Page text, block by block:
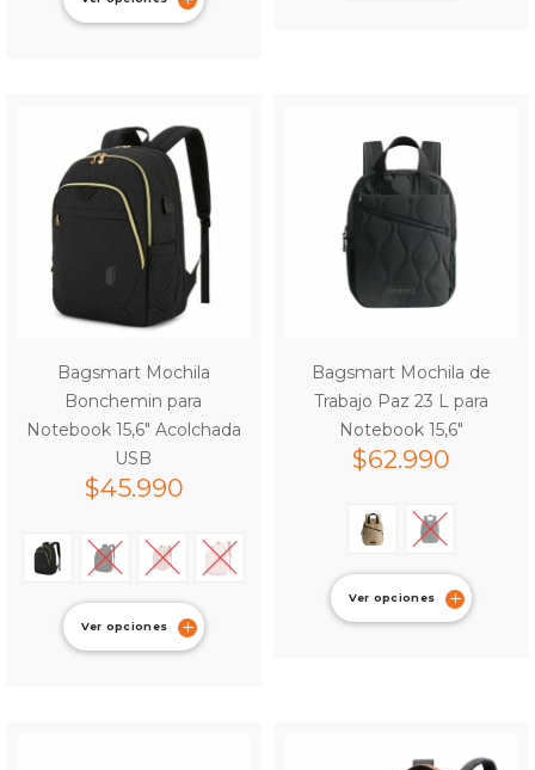
Bagsmart Mochila
Bonchemin para
Notebook 15,6″ Acolchada
USB
$45.990
Ver opciones
Bagsmart Mochila de
Trabajo Paz 23 L para
Notebook 15,6″
$62.990
Ver opciones